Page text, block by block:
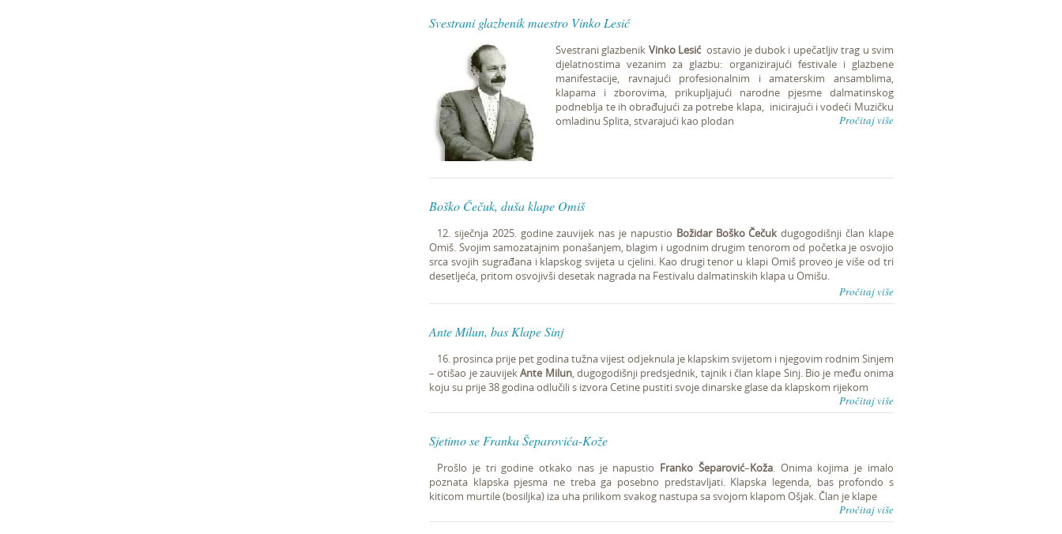
Svestrani glazbenik maestro Vinko Lesić
Svestrani glazbenik Vinko Lesićostavio je dubok i upečatljiv trag u svim
djelatnostima vezanim za glazbu: organizirajući festivale i glazbene
manifestacije, ravnajući profesionalnim i amaterskim ansamblima,
klapama i zborovima, prikupljajući narodne pjesme dalmatinskog
podneblja te ih obrađujući za potrebe klapa, inicirajući i vodeći Muzičku
omladinu Splita, stvarajući kao plodan
Pročitaj više
Boško Čečuk, duša klape Omiš
12. siječnja 2025. godine zauvijek nas je napustio Božidar Boško Čečukdugogodišnji član klape
Omiš. Svojim samozatajnim ponašanjem, blagim i ugodnim drugim tenorom od početka je osvojio
srca svojih sugrađana i klapskog svijeta u cjelini. Kao drugi tenor u klapi Omiš proveo je više od tri
desetljeća, pritom osvojivši desetak nagrada na Festivalu dalmatinskih klapa u Omišu.
Pročitaj više
Ante Milun, bas Klape Sinj
16. prosinca prije pet godina tužna vijest odjeknula je klapskim svijetom i njegovim rodnim Sinjem
– otišao je zauvijekAnte Milun, dugogodišnji predsjednik, tajnik i član klape Sinj. Bio je među onima
koju su prije 38 godina odlučili s izvora Cetine pustiti svoje dinarske glase da klapskom rijekom
Pročitaj više
Sjetimo se Franka Šeparovića-Kože
Prošlo je tri godine otkako nas je napustio Franko Šeparović–Koža. Onima kojima je imalo
poznata klapska pjesma ne treba ga posebno predstavljati. Klapska legenda, bas profondo s
kiticom murtile (bosiljka) iza uha prilikom svakog nastupa sa svojom klapom Ošjak. Član je klape
Pročitaj više